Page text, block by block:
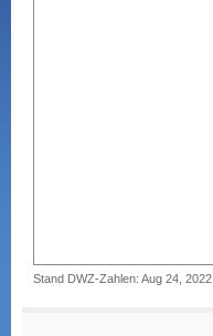
Stand DWZ-Zahlen: Aug 24, 2022